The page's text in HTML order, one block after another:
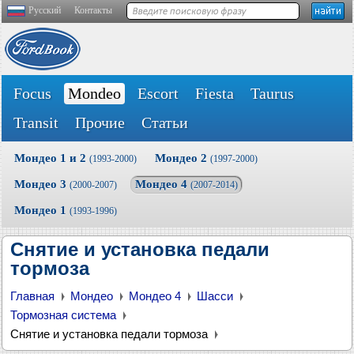
Русский Контакты
Focus Mondeo Escort Fiesta
Taurus
Transit
Прочие Статьи
Мондео 1 и 2 (1993-2000) Мондео 2 (1997-2000)
Мондео 3 (2000-2007) Мондео 4 (2007-2014)
Мондео 1 (1993-1996)
Снятие и установка педали
тормоза
Главная Мондео Мондео 4
Шасси
Тормозная система
Снятие и установка педали тормоза